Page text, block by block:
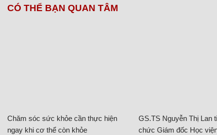
CÓ THỂ BẠN QUAN TÂM
Chăm sóc sức khỏe cần thực hiện
ngay khi cơ thể còn khỏe
GS.TS Nguyễn Thị Lan
chức Giám đốc Học